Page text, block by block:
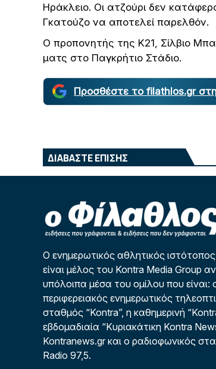
Ηράκλειο. Οι ατζούρι δεν
Γκατούζο να αποτελεί παρελθόν.
Ο προπονητής της Κ21, Σίλβιο
ματς στο Παγκρήτιο Στάδιο.
Προσθέστε το filathlos.gr
ΔΙΑΒΑΣΤΕ ΕΠΙΣΗΣ
Ο ενημερωτικός αθλητικός
είναι μέλος του Kontra Media Group
υπόλοιπα μέσα του ομίλου που είναι:
περιφερειακός ενημερωτικός
σταθμός “Kontra”, η καθημερινή
εβδομαδιαία “Κυριακάτικη Kontra
Kontranews.gr και ο ραδιοφωνικός
Radio 97,5.